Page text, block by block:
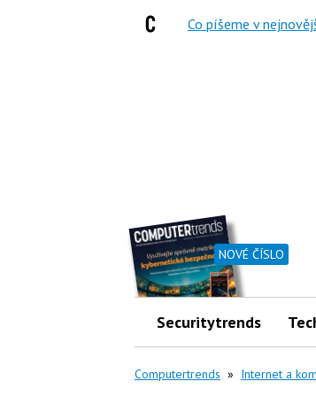
NOVÉ ČÍSLO
Securitytrends
Computertrends » Internet a
Co píšeme v